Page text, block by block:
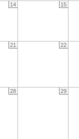
14 15
21 22
28 29